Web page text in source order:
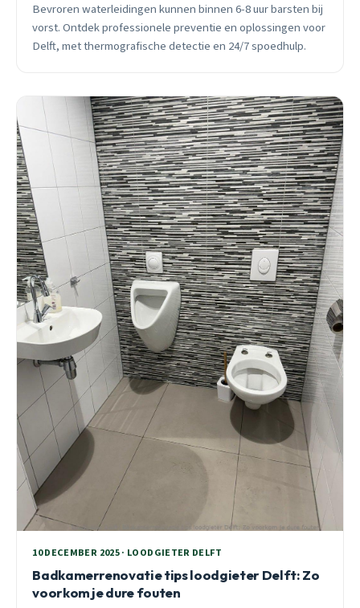
Bevroren waterleidingen kunnen binnen 6-8 uur barsten bij
vorst. Ontdek professionele preventie en oplossingen voor
Delft, met thermografische detectie en 24/7 spoedhulp.
10 DECEMBER 2025 · LOODGIETER DELFT
Badkamerrenovatie tips loodgieter Delft: Zo
voorkom je dure fouten